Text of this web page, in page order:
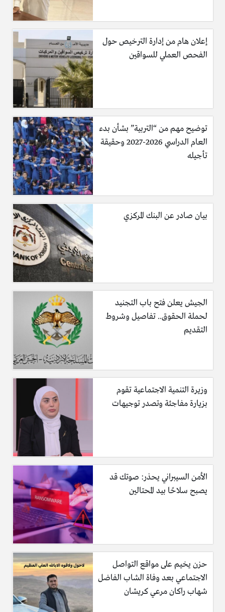
إعلان هام من إدارة الترخيص حول
الفحص العملي للسواقين
توضيح مهم من “التربية” بشأن بدء
العام الدراسي 2026-2027 وحقيقة
تأجيله
بيان صادر عن البنك المركزي
الجيش يعلن فتح باب التجنيد
لحملة الحقوق.. تفاصيل وشروط
التقديم
وزيرة التنمية الاجتماعية تقوم
بزيارة مفاجئة وتصدر توجيهات
الأمن السيبراني يحذر: صوتك قد
يصبح سلاحًا بيد المحتالين
حزن يخيم على مواقع التواصل
الاجتماعي بعد وفاة الشاب الفاضل
شهاب راكان مرعي كريشان